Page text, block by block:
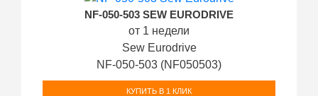
NF-050-503 SEW EURODRIVE
от 1 недели
Sew Eurodrive
NF-050-503 (NF050503)
КУПИТЬ В 1 КЛИК